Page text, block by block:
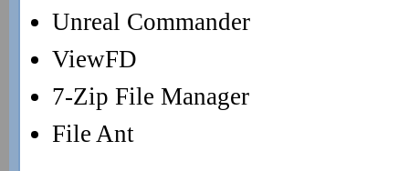
Unreal Commander
ViewFD
7-Zip File Manager
File Ant